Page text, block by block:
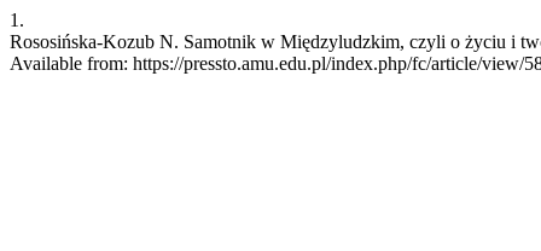
1.
Rososińska-Kozub N. Samotnik w Międzyludzkim, czyli o życiu i
Available from: https://pressto.amu.edu.pl/index.php/fc/article/view/